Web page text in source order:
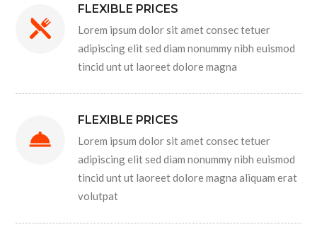
FLEXIBLE PRICES
Lorem ipsum dolor sit amet consec tetuer
adipiscing elit sed diam nonummy nibh euismod
tincid unt ut laoreet dolore magna
FLEXIBLE PRICES
Lorem ipsum dolor sit amet consec tetuer
adipiscing elit sed diam nonummy nibh euismod
tincid unt ut laoreet dolore magna aliquam erat
volutpat